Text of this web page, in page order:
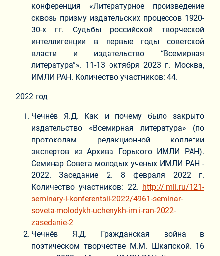
конференция «Литературное произведение
сквозь призму издательских процессов 1920-
30-х гг. Судьбы российской творческой
интеллигенции в первые годы советской
власти и издательство “Всемирная
литература”». 11-13 октября 2023 г. Москва,
ИМЛИ РАН. Количество участников: 44.
2022 год
Чечнёв Я.Д. Как и почему было закрыто
издательство «Всемирная литература» (по
протоколам редакционной коллегии
экспертов из Архива Горького ИМЛИ РАН).
Семинар Совета молодых ученых ИМЛИ РАН -
2022. Заседание 2. 8 февраля 2022 г.
Количество участников: 22. http://imli.ru/121-
seminary-i-konferentsii-2022/4961-seminar-
soveta-molodykh-uchenykh-imli-ran-2022-
zasedanie-2
Чечнёв Я.Д. Гражданская война в
поэтическом творчестве М.М. Шкапской. 16